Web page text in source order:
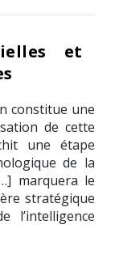
et
constitue une
de cette
une étape
de la
marquera le
stratégique
l’intelligence